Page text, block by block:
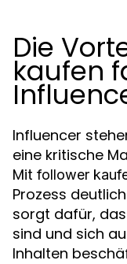
Die
kaufen
Influencer
eine kritische
Mit follower
Prozess
sorgt dafür,
sind und sich
Inhalten